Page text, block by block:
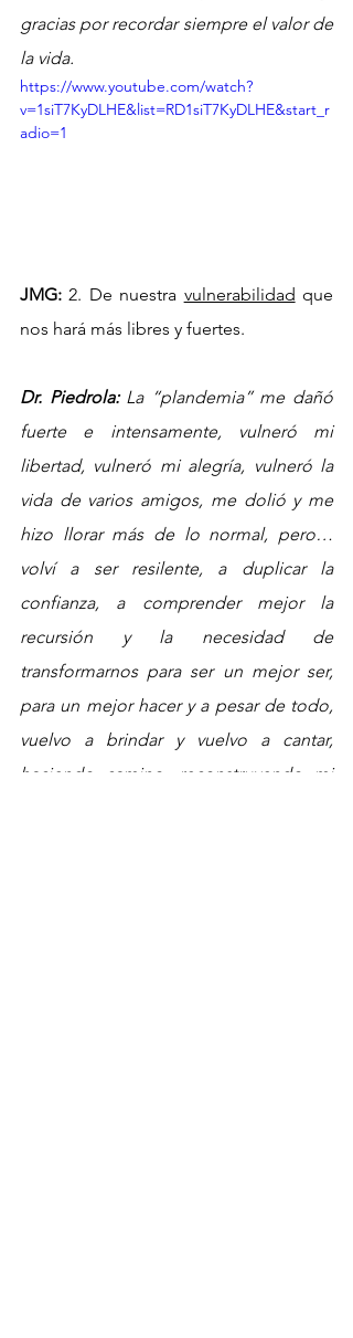
gracias por recordar siempre el valor de
la vida.
https://www.youtube.com/watch?
v=1siT7KyDLHE&list=RD1siT7KyDLHE&start_r
adio=1
JMG: 2. De nuestra vulnerabilidad que
nos hará más libres y fuertes.
Dr. Piedrola: La “plandemia” me dañó
fuerte e intensamente, vulneró mi
libertad, vulneró mi alegría, vulneró la
vida de varios amigos, me dolió y me
hizo llorar más de lo normal, pero…
volví a ser resilente, a duplicar la
confianza, a comprender mejor la
recursión y la necesidad de
transformarnos para ser un mejor ser,
para un mejor hacer y a pesar de todo,
vuelvo a brindar y vuelvo a cantar,
haciendo camino, reconstruyendo mi